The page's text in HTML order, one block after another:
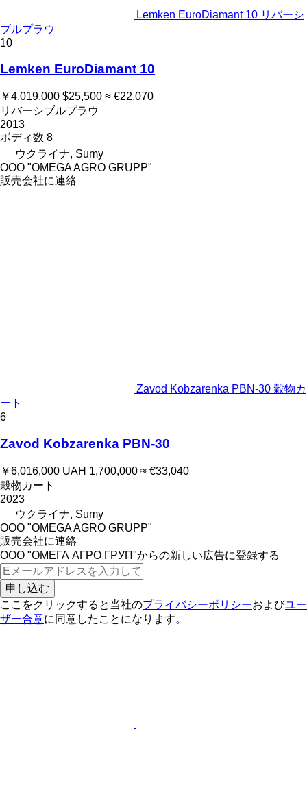
Lemken EuroDiamant 10 リバーシ
ブルプラウ
10
Lemken EuroDiamant 10
￥4,019,000 $25,500 ≈ €22,070
リバーシブルプラウ
2013
ボディ数 8
ウクライナ, Sumy
OOO "OMEGA AGRO GRUPP"
販売会社に連絡
Zavod Kobzarenka PBN-30 穀物カ
ート
6
Zavod Kobzarenka PBN-30
￥6,016,000 UAH 1,700,000 ≈ €33,040
穀物カート
2023
ウクライナ, Sumy
OOO "OMEGA AGRO GRUPP"
販売会社に連絡
ООО "ОМЕГА АГРО ГРУП"からの新しい広告に登録する
申し込む
ここをクリックすると当社のプライバシーポリシーおよびユー
ザー合意に同意したことになります。